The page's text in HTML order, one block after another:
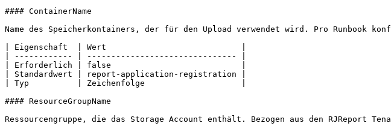
#### ContainerName
Name des Speicherkontainers, der für den Upload verwendet wird. Pro Runbook
| Eigenschaft  | Wert                            |
| ------------ | ------------------------------- |
| Erforderlich | false                           |
| Standardwert | report-application-registration |
| Typ          | Zeichenfolge                    |
#### ResourceGroupName
Ressourcengruppe, die das Storage Account enthält. Bezogen aus den RJReport